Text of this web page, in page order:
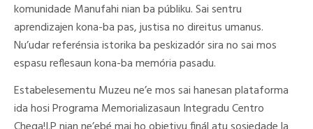
komunidade Manufahi nian ba públiku. Sai sentru
aprendizajen kona-ba pas, justisa no direitus umanus.
Nu’udar referénsia istorika ba peskizadór sira no sai mos
espasu reflesaun kona-ba memória pasadu.
Estabelesementu Muzeu ne’e mos sai hanesan plataforma
ida hosi Programa Memorializasaun Integradu Centro